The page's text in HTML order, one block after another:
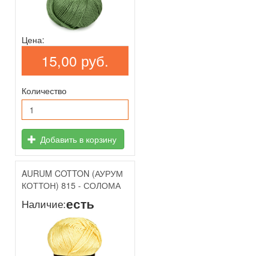
Цена:
15,00 руб.
Количество
Добавить в корзину
AURUM COTTON (АУРУМ
КОТТОН) 815 - СОЛОМА
Наличие:есть